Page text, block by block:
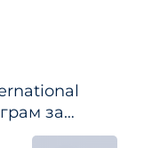
за